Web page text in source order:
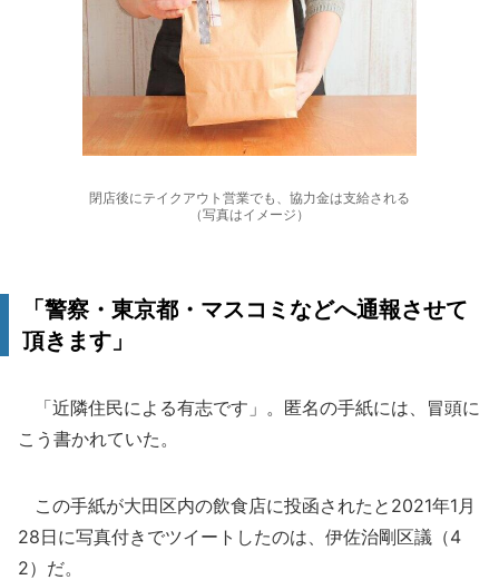
閉店後にテイクアウト営業でも、協力金は支給される
（写真はイメージ）
「警察・東京都・マスコミなどへ通報させて
頂きます」
「近隣住民による有志です」。匿名の手紙には、冒頭に
こう書かれていた。
この手紙が大田区内の飲食店に投函されたと2021年1月
28日に写真付きでツイートしたのは、伊佐治剛区議（4
2）だ。